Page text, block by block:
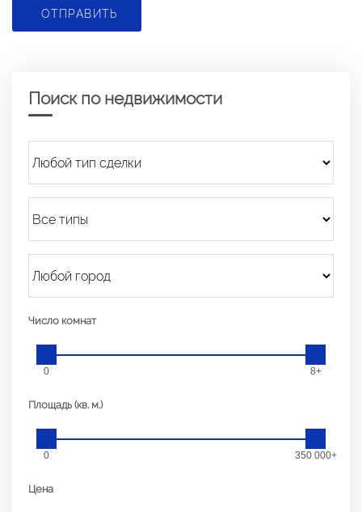
ОТПРАВИТЬ
Поиск по недвижимости
Число комнат
0 8+
Площадь (кв. м.)
0 350 000+
Цена